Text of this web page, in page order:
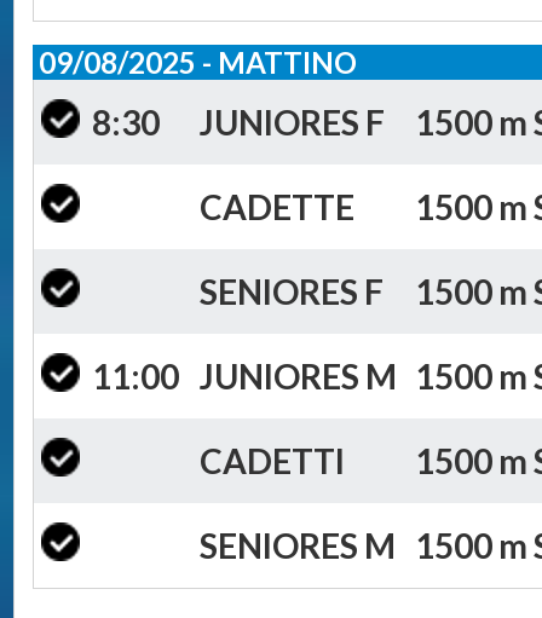
09/08/2025 - MATTINO
8:30 JUNIORES F 1500 m
CADETTE 1500 m
SENIORES F 1500 m
11:00 JUNIORES M 1500 m
CADETTI 1500 m
SENIORES M 1500 m